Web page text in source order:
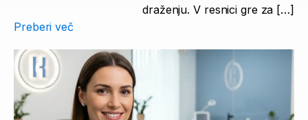
draženju. V resnici gre za […]
Preberi več